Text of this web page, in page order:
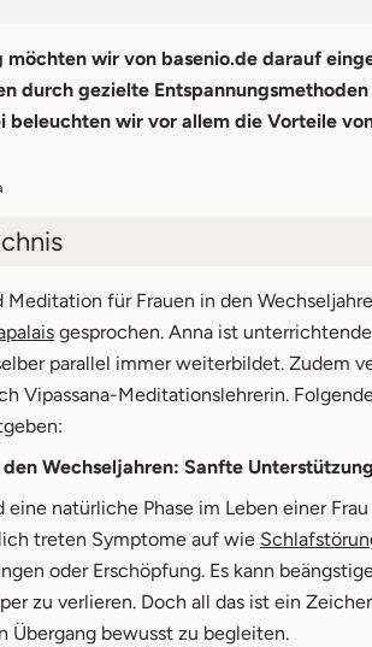
wir von basenio.de darauf
durch gezielte
beleuchten wir vor allem die Vorteile
Körper in den Wechseljahren
innere Balance finden
für Selbstliebe und Gelassenheit
& Online Recherche
Frauen in den Wechseljahren
Meditation für Frauen in den
gesprochen. Anna ist
parallel immer weiterbildet. Zudem
Vipassana-Meditationslehrerin.
Wechseljahren: Sanfte
eine natürliche Phase im Leben einer
treten Symptome auf wie
oder Erschöpfung. Es kann
zu verlieren. Doch all das ist ein
Übergang bewusst zu begleiten.